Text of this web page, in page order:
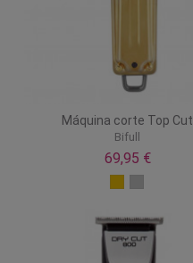
Máquina corte Top Cut
Bifull
69,95 €